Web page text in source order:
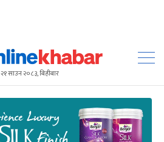
२१ साउन २०८३, बिहीबार